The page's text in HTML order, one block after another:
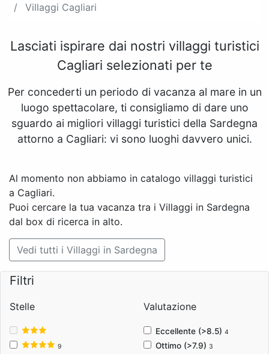
Villaggi Cagliari
Lasciati ispirare dai nostri villaggi turistici
Cagliari selezionati per te
Per concederti un periodo di vacanza al mare in un
luogo spettacolare, ti consigliamo di dare uno
sguardo ai migliori villaggi turistici della Sardegna
attorno a Cagliari: vi sono luoghi davvero unici.
Al momento non abbiamo in catalogo villaggi turistici
a Cagliari.
Puoi cercare la tua vacanza tra i Villaggi in Sardegna
dal box di ricerca in alto.
Vedi tutti i Villaggi in Sardegna
Filtri
Stelle
9
Valutazione
Eccellente (>8.5) 4
Ottimo (>7.9) 3